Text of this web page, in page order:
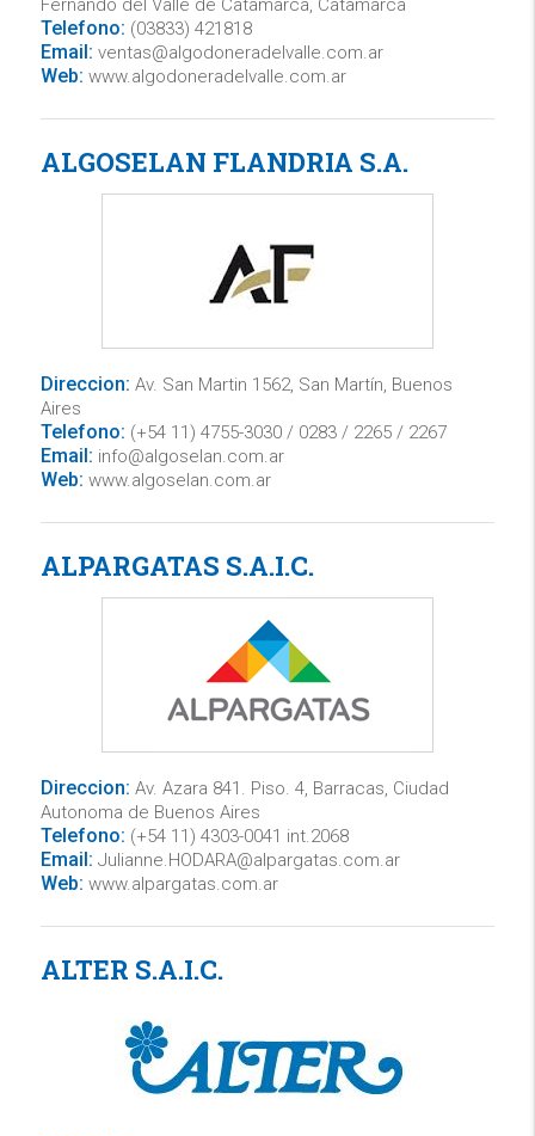
Fernando del Valle de Catamarca, Catamarca
Telefono: (03833) 421818
Email: ventas@algodoneradelvalle.com.ar
Web: www.algodoneradelvalle.com.ar
ALGOSELAN FLANDRIA S.A.
Direccion: Av. San Martin 1562, San Martín, Buenos
Aires
Telefono: (+54 11) 4755-3030 / 0283 / 2265 / 2267
Email: info@algoselan.com.ar
Web: www.algoselan.com.ar
ALPARGATAS S.A.I.C.
Direccion: Av. Azara 841. Piso. 4, Barracas, Ciudad
Autonoma de Buenos Aires
Telefono: (+54 11) 4303-0041 int.2068
Email: Julianne.HODARA@alpargatas.com.ar
Web: www.alpargatas.com.ar
ALTER S.A.I.C.